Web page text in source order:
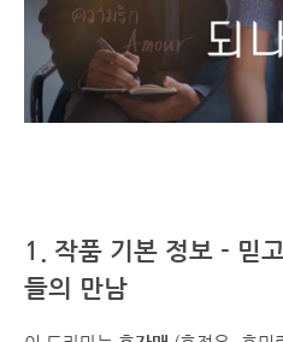
1. 작품 기본 정보 - 믿
들의 만남